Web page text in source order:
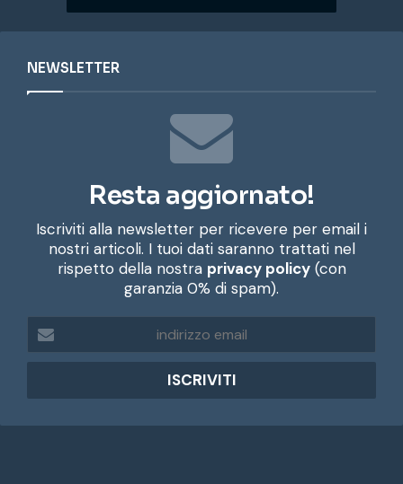
NEWSLETTER
Resta aggiornato!
Iscriviti alla newsletter per ricevere per email i
nostri articoli. I tuoi dati saranno trattati nel
rispetto della nostra privacy policy(con
garanzia 0% di spam).
d
r